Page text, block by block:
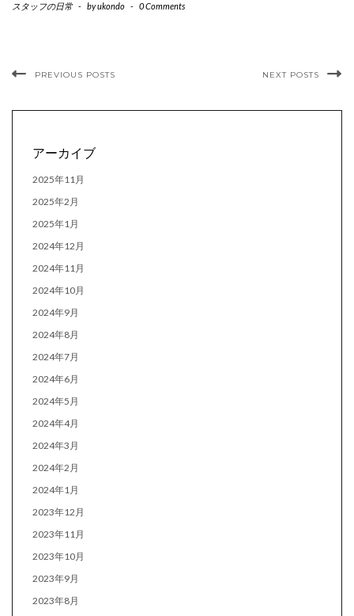
スタッフの日常 - byukondo - 0 Comments
PREVIOUS POSTS NEXT POSTS
アーカイブ
2025年11月
2025年2月
2025年1月
2024年12月
2024年11月
2024年10月
2024年9月
2024年8月
2024年7月
2024年6月
2024年5月
2024年4月
2024年3月
2024年2月
2024年1月
2023年12月
2023年11月
2023年10月
2023年9月
2023年8月